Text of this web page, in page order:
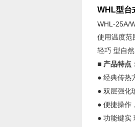
WHL型台
WHL-25A/
使用温度范
轻巧 型自
■ 产品特点
● 经典传热
● 双层强化
● 便捷操作
● 功能键实